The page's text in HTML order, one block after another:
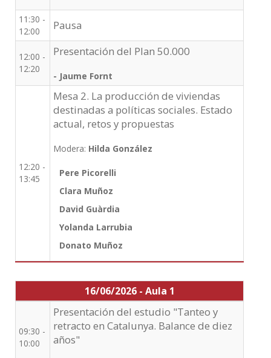
11:30 -
12:00
Pausa
12:00 -
12:20
Presentación del Plan 50.000
- Jaume Fornt
12:20 -
13:45
Mesa 2. La producción de viviendas
destinadas a políticas sociales. Estado
actual, retos y propuestas
Modera: Hilda González
Pere Picorelli
Clara Muñoz
David Guàrdia
Yolanda Larrubia
Donato Muñoz
16/06/2026 - Aula 1
09:30 -
10:00
Presentación del estudio "Tanteo y
retracto en Catalunya. Balance de diez
años"